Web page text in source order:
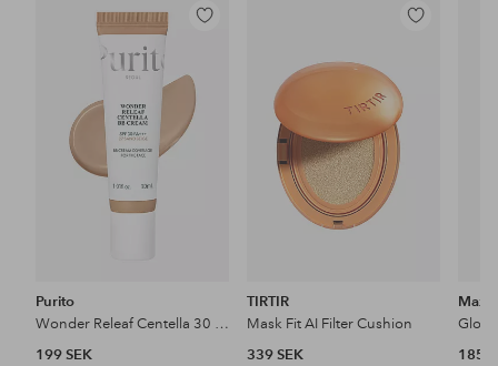
Lägg
favoriter
Purito
Wonder Releaf Centella 30 ml Bb Cream
199 SEK
Lägg
favoriter
TIRTIR
Mask Fit AI Filter Cushion
339 SEK
Max
Glow
185